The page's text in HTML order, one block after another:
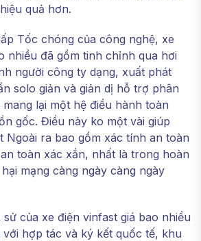
quả hơn.
Tốc chóng của công nghệ, xe
nhiều đã gồm tinh chỉnh qua hơi
người công ty dạng, xuất phát
solo giản và giản dị hỗ trợ phân
lại một hệ điều hành toàn
gốc. Điều này ko một vài giúp
Ngoài ra bao gồm xác tính an toàn
toàn xác xắn, nhất là trong hoàn
mạng càng ngày càng ngày
của xe điện vinfast giá bao nhiều
hợp tác và ký kết quốc tế, khu